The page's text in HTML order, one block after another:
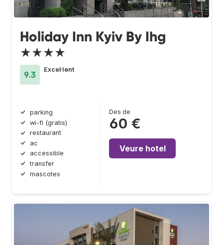
Holiday Inn Kyiv By Ihg
★★★★
9.3
Excel·lent
parking
wi-fi (gratis)
restaurant
ac
accessible
transfer
mascotes
Des de
60 €
Veure hotel